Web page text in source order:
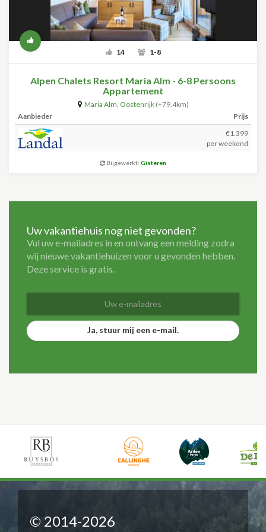
14 1-8
Alpen Chalets Resort Maria Alm - 6-8 Persoons
Appartement
Maria Alm, Oostenrijk (+79.4km)
Aanbieder
Prijs
€1.399
per weekend
Bijgewerkt: Gisteren
Uw vakantiehuis nog niet gevonden?
Vul uw e-mailadres in en ontvang een melding zodra
wij nieuwe vakantiehuizen voor u gevonden hebben.
Deze service is gratis.
Ja, stuur mij een e-mail.
© 2014-2026